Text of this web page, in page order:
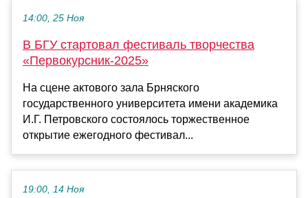
14:00, 25 Ноя
В БГУ стартовал фестиваль творчества
«Первокурсник-2025»
На сцене актового зала Брняского
государственного университета имени академика
И.Г. Петровского состоялось торжественное
открытие ежегодного фестивал...
19:00, 14 Ноя